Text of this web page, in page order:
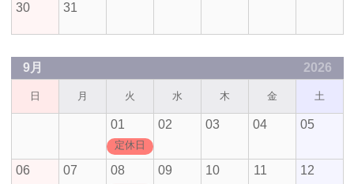
30 31
9月 2026
日 月 火 水 木 金 土
01
定休日
02 03 04 05
06 07 08 09 10 11 12